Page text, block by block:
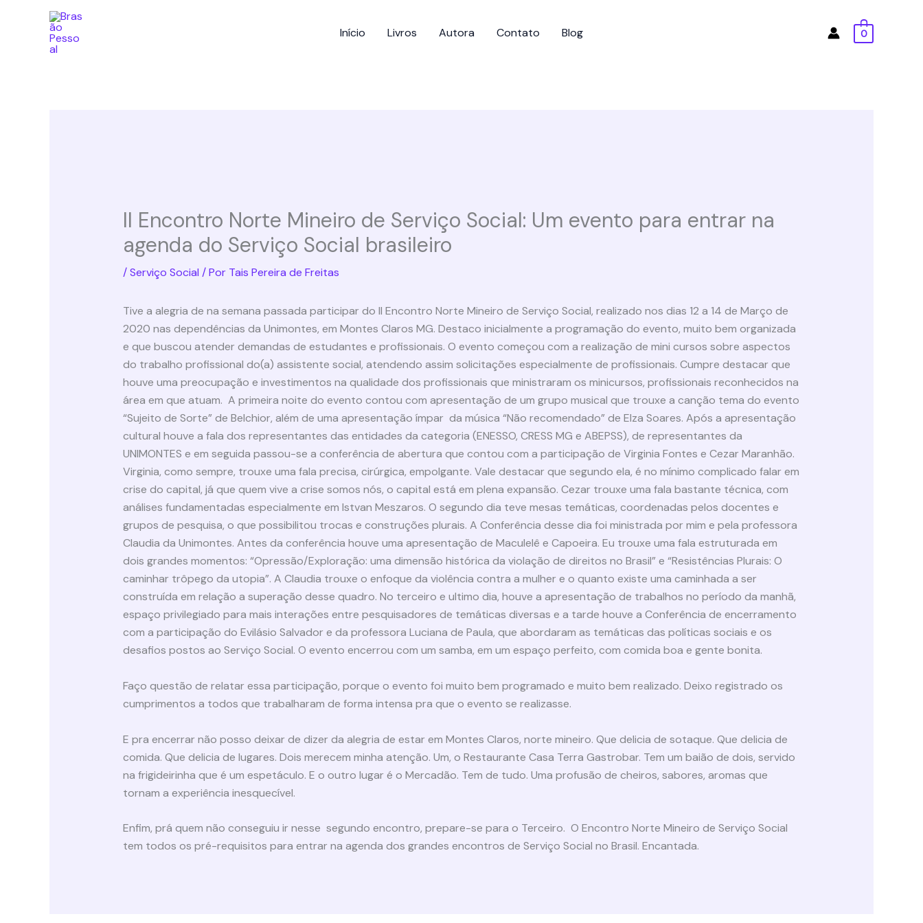
Início Livros Autora Contato Blog 0
II Encontro Norte Mineiro de Serviço Social: Um evento para entrar na
agenda do Serviço Social brasileiro
/Serviço Social / Por Tais Pereira de Freitas
Tive a alegria de na semana passada participar do II Encontro Norte Mineiro de Serviço Social, realizado nos dias 12 a 14 de Março de
2020 nas dependências da Unimontes, em Montes Claros MG. Destaco inicialmente a programação do evento, muito bem organizada
e que buscou atender demandas de estudantes e profissionais. O evento começou com a realização de mini cursos sobre aspectos
do trabalho profissional do(a) assistente social, atendendo assim solicitações especialmente de profissionais. Cumpre destacar que
houve uma preocupação e investimentos na qualidade dos profissionais que ministraram os minicursos, profissionais reconhecidos na
área em que atuam. A primeira noite do evento contou com apresentação de um grupo musical que trouxe a canção tema do evento
“Sujeito de Sorte” de Belchior, além de uma apresentação ímpar da música “Não recomendado” de Elza Soares. Após a apresentação
cultural houve a fala dos representantes das entidades da categoria (ENESSO, CRESS MG e ABEPSS), de representantes da
UNIMONTES e em seguida passou-se a conferência de abertura que contou com a participação de Virginia Fontes e Cezar Maranhão.
Virginia, como sempre, trouxe uma fala precisa, cirúrgica, empolgante. Vale destacar que segundo ela, é no mínimo complicado falar em
crise do capital, já que quem vive a crise somos nós, o capital está em plena expansão. Cezar trouxe uma fala bastante técnica, com
análises fundamentadas especialmente em Istvan Meszaros. O segundo dia teve mesas temáticas, coordenadas pelos docentes e
grupos de pesquisa, o que possibilitou trocas e construções plurais. A Conferência desse dia foi ministrada por mim e pela professora
Claudia da Unimontes. Antes da conferência houve uma apresentação de Maculelê e Capoeira. Eu trouxe uma fala estruturada em
dois grandes momentos: “Opressão/Exploração: uma dimensão histórica da violação de direitos no Brasil” e “Resistências Plurais: O
caminhar trôpego da utopia”. A Claudia trouxe o enfoque da violência contra a mulher e o quanto existe uma caminhada a ser
construída em relação a superação desse quadro. No terceiro e ultimo dia, houve a apresentação de trabalhos no período da manhã,
espaço privilegiado para mais interações entre pesquisadores de temáticas diversas e a tarde houve a Conferência de encerramento
com a participação do Evilásio Salvador e da professora Luciana de Paula, que abordaram as temáticas das políticas sociais e os
desafios postos ao Serviço Social. O evento encerrou com um samba, em um espaço perfeito, com comida boa e gente bonita.
Faço questão de relatar essa participação, porque o evento foi muito bem programado e muito bem realizado. Deixo registrado os
cumprimentos a todos que trabalharam de forma intensa pra que o evento se realizasse.
E pra encerrar não posso deixar de dizer da alegria de estar em Montes Claros, norte mineiro. Que delicia de sotaque. Que delicia de
comida. Que delicia de lugares. Dois merecem minha atenção. Um, o Restaurante Casa Terra Gastrobar. Tem um baião de dois, servido
na frigideirinha que é um espetáculo. E o outro lugar é o Mercadão. Tem de tudo. Uma profusão de cheiros, sabores, aromas que
tornam a experiência inesquecível.
Enfim, prá quem não conseguiu ir nesse segundo encontro, prepare-se para o Terceiro. O Encontro Norte Mineiro de Serviço Social
tem todos os pré-requisitos para entrar na agenda dos grandes encontros de Serviço Social no Brasil. Encantada.